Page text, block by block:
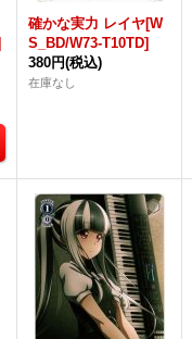
確かな実力 レイヤ[W
S_BD/W73-T10TD]
380円(税込)
在庫なし